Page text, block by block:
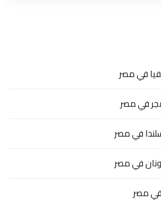
في مصر
في مصر
في مصر
في مصر
في مصر